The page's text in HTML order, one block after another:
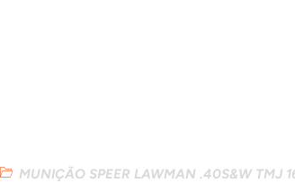
MUNIÇÃO SPEER LAWMAN .40S&W TMJ